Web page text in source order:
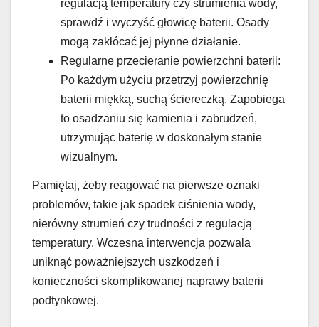
regulacją temperatury czy strumienia wody,
sprawdź i wyczyść głowicę baterii. Osady
mogą zakłócać jej płynne działanie.
Regularne przecieranie powierzchni baterii:
Po każdym użyciu przetrzyj powierzchnię
baterii miękką, suchą ściereczką. Zapobiega
to osadzaniu się kamienia i zabrudzeń,
utrzymując baterię w doskonałym stanie
wizualnym.
Pamiętaj, żeby reagować na pierwsze oznaki
problemów, takie jak spadek ciśnienia wody,
nierówny strumień czy trudności z regulacją
temperatury. Wczesna interwencja pozwala
uniknąć poważniejszych uszkodzeń i
konieczności skomplikowanej naprawy baterii
podtynkowej.